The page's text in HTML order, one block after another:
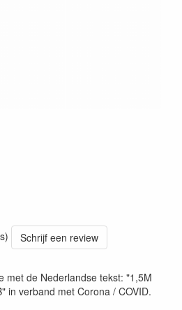
Schrijf een review
met de Nederlandse tekst: "1,5M
in verband met Corona / COVID.